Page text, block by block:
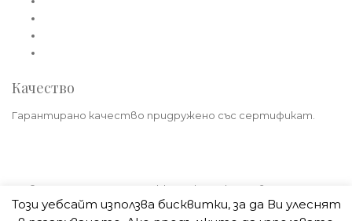
Качество
Гарантирано качество придружено със сертификат.
© 2021 - 2026 Teoreya-Gold.com | Всички права запазени.
Изработено отalgerabg.com
Този уебсайт използва бисквитки, за да Ви улеснят